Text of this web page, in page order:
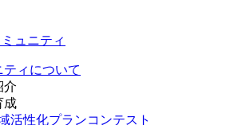
ィについて
介
成
活性化プランコンテスト